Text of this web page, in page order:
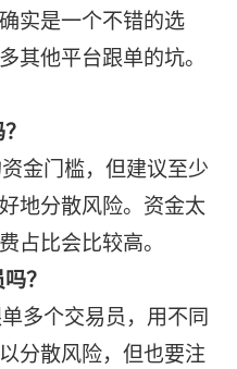
实是一个不错的选
其他平台跟单的坑。
金门槛，但建议至少
地分散风险。资金太
占比会比较高。
？
多个交易员，用不同
分散风险，但也要注